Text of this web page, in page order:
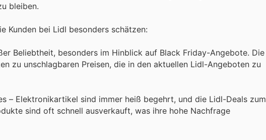
bleiben.
Kunden bei Lidl besonders schätzen:
Beliebtheit, besonders im Hinblick auf Black Friday-Angebote. Die
zu unschlagbaren Preisen, die in den aktuellen Lidl-Angeboten zu
– Elektronikartikel sind immer heiß begehrt, und die Lidl-Deals zum
sind oft schnell ausverkauft, was ihre hohe Nachfrage